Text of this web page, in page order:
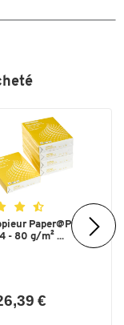
Paper@Print -
- 80 g/m² ...
€